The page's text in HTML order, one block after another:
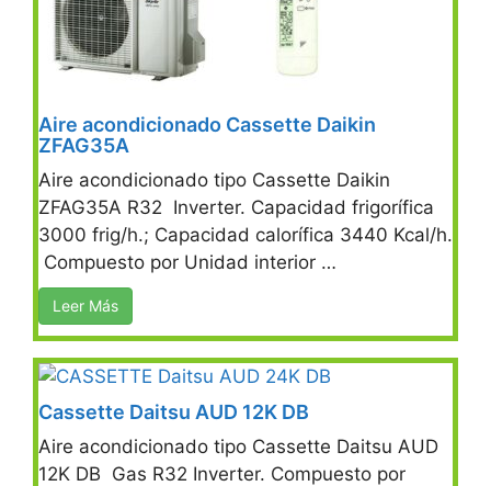
Aire acondicionado Cassette Daikin
ZFAG35A
Aire acondicionado tipo Cassette Daikin
ZFAG35A R32 Inverter. Capacidad frigorífica
3000 frig/h.; Capacidad calorífica 3440 Kcal/h.
Compuesto por Unidad interior …
Leer Más
Cassette Daitsu AUD 12K DB
Aire acondicionado tipo Cassette Daitsu AUD
12K DB Gas R32 Inverter. Compuesto por